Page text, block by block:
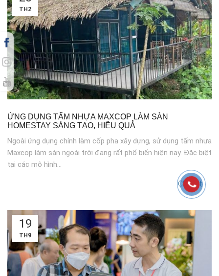
TH2
ỨNG DỤNG TẤM NHỰA MAXCOP LÀM SÀN
HOMESTAY SÁNG TẠO, HIỆU QUẢ
Ngoài ứng dụng chính làm cốp pha xây dựng, sử dụng tấm nhựa
Maxcop làm sàn ngoài trời đang rất phổ biến hiện nay. Đặc biệt
tại các mô hình...
Chi tiết
19
TH9